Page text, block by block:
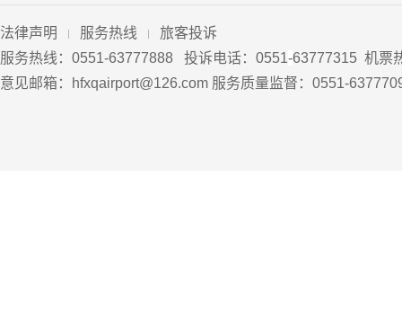
法律声明 服务热线
旅客投诉
服务热线：0551-63777888 投诉电话：0551-63777315 机票
意见邮箱：hfxqairport@126.com 服务质量监督：0551-